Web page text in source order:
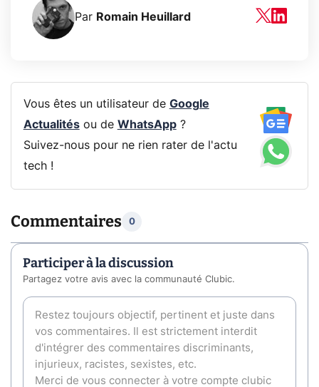
Par Romain Heuillard
Vous êtes un utilisateur de Google
Actualitésou de WhatsApp?
Suivez-nous pour ne rien rater de l'actu
tech !
Commentaires 0
Participer à la discussion
Partagez votre avis avec la communauté Clubic.